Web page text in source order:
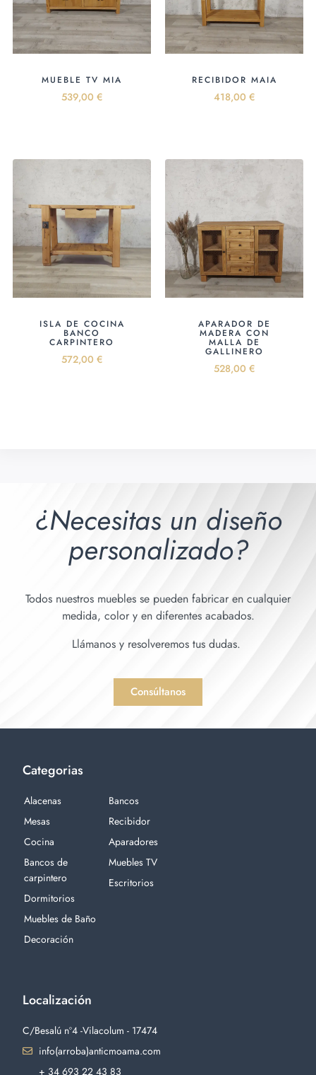
MUEBLE TV MIA
539,00 €
RECIBIDOR MAIA
418,00 €
ISLA DE COCINA
BANCO
CARPINTERO
572,00 €
APARADOR DE
MADERA CON
MALLA DE
GALLINERO
528,00 €
¿Necesitas un diseño
personalizado?
Todos nuestros muebles se pueden fabricar en cualquier
medida, color y en diferentes acabados.
Llámanos y resolveremos tus dudas.
Consúltanos
Categorias
Alacenas
Mesas
Cocina
Bancos de
carpintero
Dormitorios
Muebles de Baño
Decoración
Bancos
Recibidor
Aparadores
Muebles TV
Escritorios
Localización
C/Besalú nº4 -Vilacolum - 17474
info(arroba)anticmoama.com
+ 34 693 22 43 83